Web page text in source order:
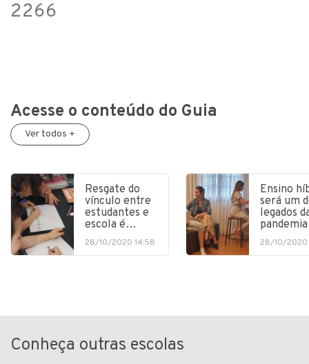
2266
Acesse o conteúdo do Guia
Ver todos +
Resgate do
vínculo entre
estudantes e
escola é…
28/10/2020 14:58
Ensino
será um
legados
pandemia
28/10/2020
Conheça outras escolas